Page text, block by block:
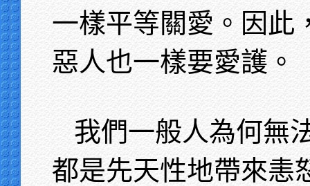
一樣平等關愛。因此
惡人也一樣要愛護。
我們一般人為何無
都是先天性地帶來恚